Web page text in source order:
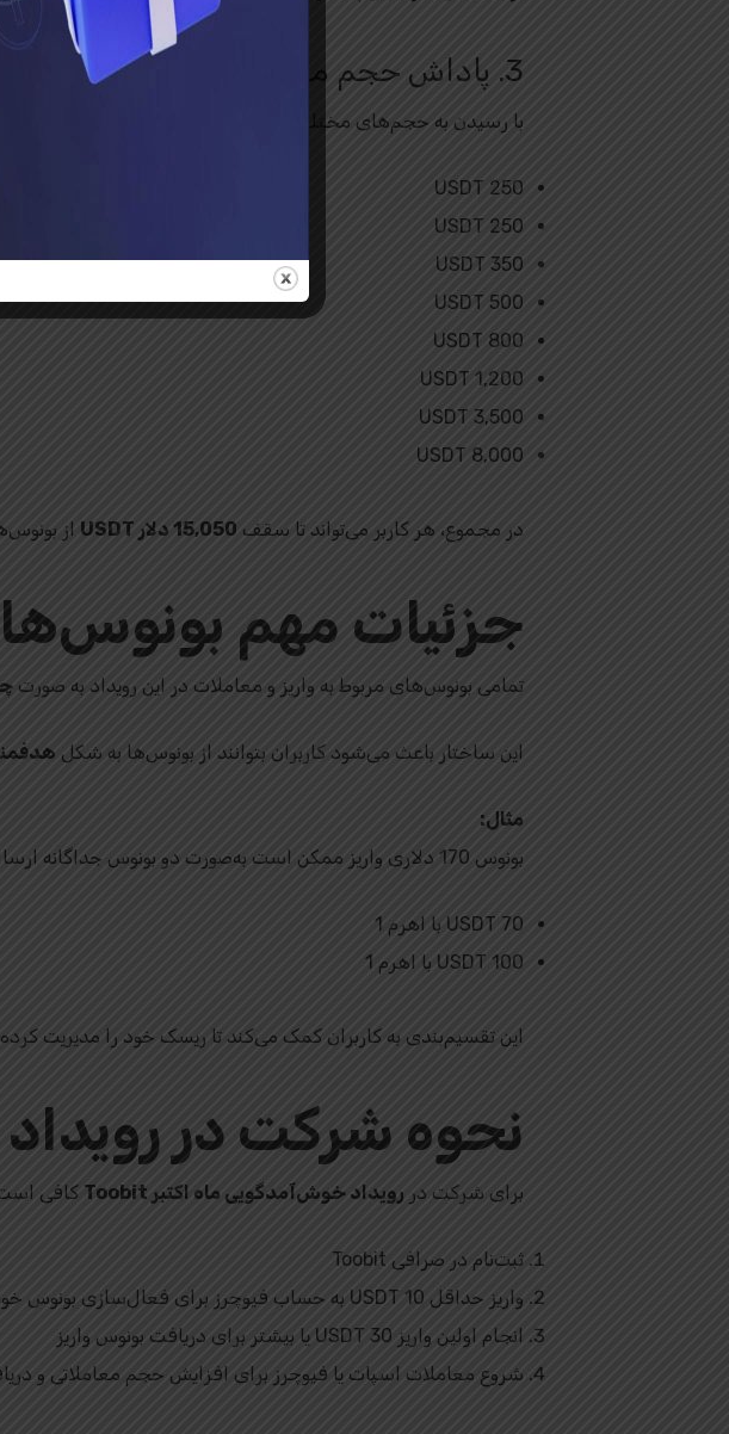
3. پاداش حجم معاملات
با رسیدن به حجم‌های مختلف معاملاتی در طول دوره رویداد،
250 USDT
250 USDT
350 USDT
500 USDT
800 USDT
1,200 USDT
3,500 USDT
8,000 USDT
در مجموع، هر کاربر می‌تواند تا سقف 15,050 دلار USDT از
جزئیات مهم بونوس‌ها
تمامی بونوس‌های مربوط به واریز و معاملات در این رویداد به صورت
این ساختار باعث می‌شود کاربران بتوانند از بونوس‌ها به شکل
مثال:
بونوس 170 دلاری واریز ممکن است به‌صورت دو بونوس جداگانه ارسال شود:
70 USDT با اهرم 1
100 USDT با اهرم 1
این تقسیم‌بندی به کاربران کمک می‌کند تا ریسک خود را مدیریت
نحوه شرکت در رویداد
برای شرکت در رویداد خوش‌آمدگویی ماه اکتبر Toobit کافی است
ثبت‌نام در صرافی Toobit
واریز حداقل 10 USDT به حساب فیوچرز برای فعال‌سازی بونوس خوش‌آمدگویی
انجام اولین واریز 30 USDT یا بیشتر برای دریافت بونوس واریز
شروع معاملات اسپات یا فیوچرز برای افزایش حجم معاملاتی و